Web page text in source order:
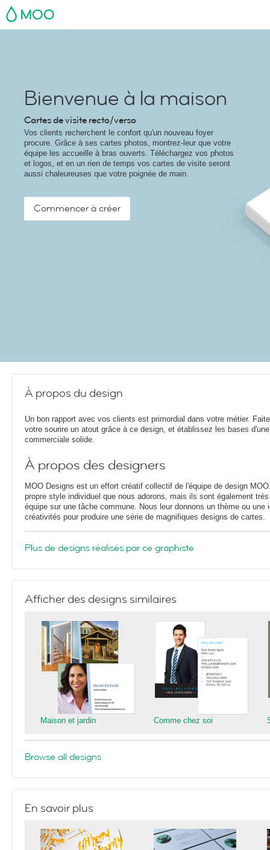
MOO
Bienvenue à la maison
Cartes de visite recto/verso
Vos clients recherchent le confort qu'un nouveau foyer
procure. Grâce à ses cartes photos, montrez-leur que votre
équipe les accueille à bras ouverts. Téléchargez vos photos
et logos, et en un rien de temps vos cartes de visite seront
aussi chaleureuses que votre poignée de main.
Commencer à créer
À propos du design
Un bon rapport avec vos clients est primordial dans votre métier.
votre sourire un atout grâce à ce design, et établissez les bases
commerciale solide.
À propos des designers
MOO Designs est un effort créatif collectif de l'équipe de design
propre style individuel que nous adorons, mais ils sont également
équipe sur une tâche commune. Nous leur donnons un thème ou une
créativités pour produire une série de magnifiques designs de cartes.
Plus de designs réalisés par ce graphiste
Afficher des designs similaires
Maison et jardin Comme chez soi
Browse all designs
En savoir plus